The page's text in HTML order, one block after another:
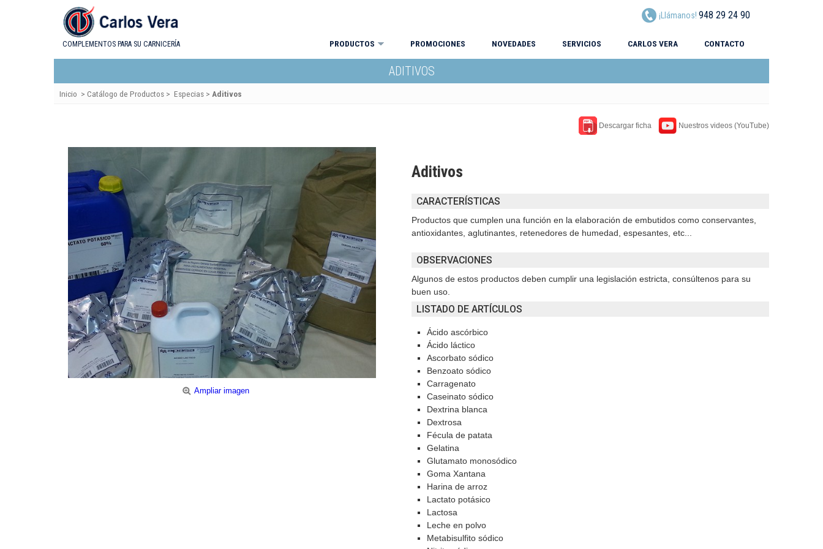
COMPLEMENTOS PARA SU CARNICERÍA
¡Llámanos! 948 29 24 90
PRODUCTOS PROMOCIONES NOVEDADES SERVICIOS CARLOS VERA CONTACTO
ADITIVOS
Inicio > Catálogo de Productos > Especias > Aditivos
Descargar ficha Nuestros videos (YouTube)
Ampliar imagen
Aditivos
CARACTERÍSTICAS
Productos que cumplen una función en la elaboración de embutidos como conservantes,
antioxidantes, aglutinantes, retenedores de humedad, espesantes, etc...
OBSERVACIONES
Algunos de estos productos deben cumplir una legislación estricta, consúltenos para su
buen uso.
LISTADO DE ARTÍCULOS
Ácido ascórbico
Ácido láctico
Ascorbato sódico
Benzoato sódico
Carragenato
Caseinato sódico
Dextrina blanca
Dextrosa
Fécula de patata
Gelatina
Glutamato monosódico
Goma Xantana
Harina de arroz
Lactato potásico
Lactosa
Leche en polvo
Metabisulfito sódico